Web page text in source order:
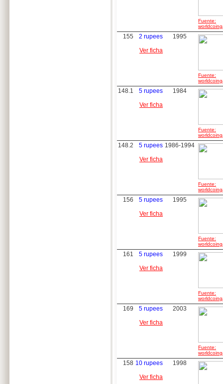
Fuente:
155
2 rupees
Ver ficha
1995
Fuente:
148.1
5 rupees
Ver ficha
1984
Fuente:
148.2
5 rupees
Ver ficha
1986-1994
Fuente:
156
5 rupees
Ver ficha
1995
Fuente:
161
5 rupees
Ver ficha
1999
Fuente:
169
5 rupees
Ver ficha
2003
Fuente:
158 10 rupees
Ver ficha
1998